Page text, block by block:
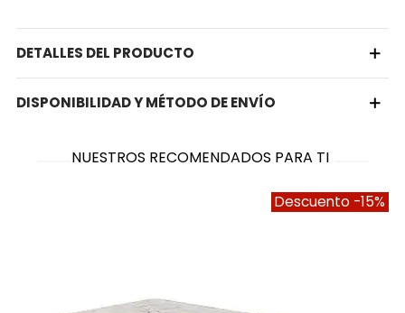
DETALLES DEL PRODUCTO
DISPONIBILIDAD Y MÉTODO DE ENVÍO
NUESTROS RECOMENDADOS PARA TI
Descuento -15%